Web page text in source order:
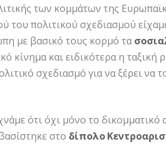
των κομμάτων της
του πολιτικού σχεδιασμού
με βασικό τους κορμό τα
κίνημα και ειδικότερα η
σχεδιασμό για να ξέρει να
ότι όχι μόνο το
στο δίπολο